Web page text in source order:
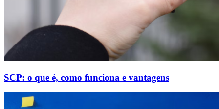
SCP: o que é, como funciona e vantagens